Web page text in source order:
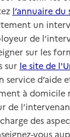
l’annuaire du
un
de
sur les
sur le site de
service d’aide
à domicile
de
des
vous